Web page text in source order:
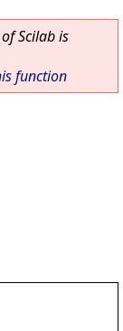
Scilab is
function